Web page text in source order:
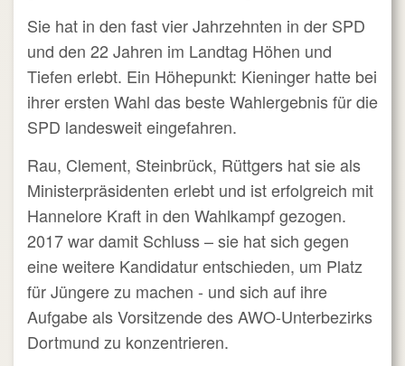
Sie hat in den fast vier Jahrzehnten in der SPD
und den 22 Jahren im Landtag Höhen und
Tiefen erlebt. Ein Höhepunkt: Kieninger hatte bei
ihrer ersten Wahl das beste Wahlergebnis für die
SPD landesweit eingefahren.
Rau, Clement, Steinbrück, Rüttgers hat sie als
Ministerpräsidenten erlebt und ist erfolgreich mit
Hannelore Kraft in den Wahlkampf gezogen.
2017 war damit Schluss – sie hat sich gegen
eine weitere Kandidatur entschieden, um Platz
für Jüngere zu machen - und sich auf ihre
Aufgabe als Vorsitzende des AWO-Unterbezirks
Dortmund zu konzentrieren.